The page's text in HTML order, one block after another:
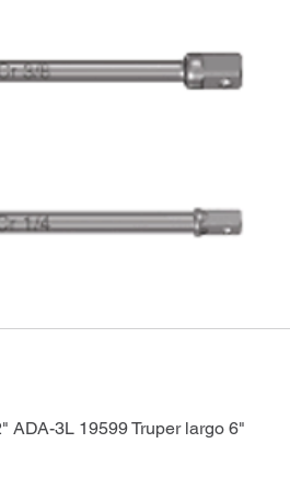
ADA-3L 19599 Truper largo 6"